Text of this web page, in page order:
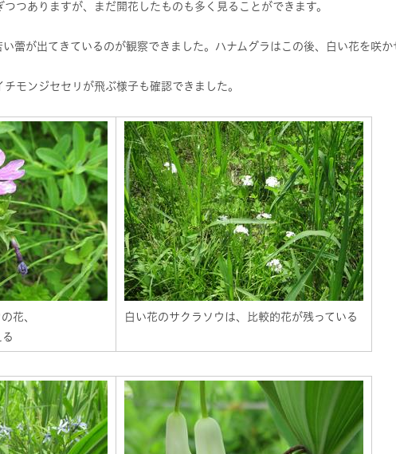
つありますが、まだ開花したものも多く見ることができます。
蕾が出てきているのが観察できました。ハナムグラはこの後、白い花を咲か
モンジセセリが飛ぶ様子も確認できました。
花、
白い花のサクラソウは、比較的花が残っている